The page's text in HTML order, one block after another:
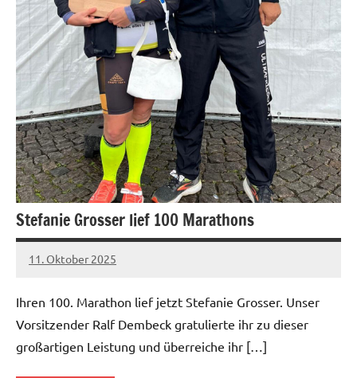
Stefanie Grosser lief 100 Marathons
11. Oktober 2025
admin
Keine
Ihren 100. Marathon lief jetzt Stefanie Grosser. Unser
Vorsitzender Ralf Dembeck gratulierte ihr zu dieser
großartigen Leistung und überreiche ihr […]